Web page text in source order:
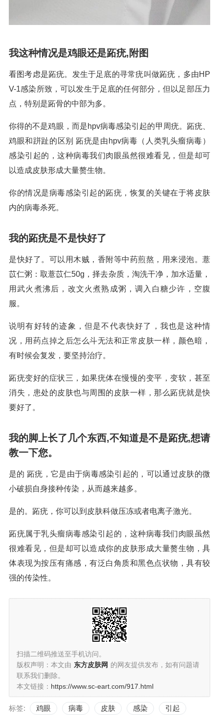
我这种情况是鸡眼还是跖疣,附图
看图考虑是跖疣。发生于足底的寻常疣叫做跖疣，多由HP
V-1感染所致，可以发生于足底的任何部分，但以足部压力
点，特别是跖骨的中部为多。
你得的不是鸡眼，而是hpv病毒感染引起的甲周疣。跖疣、
鸡眼和跰趾的区别 跖疣是由hpv病毒（人类乳头瘤病毒）
感染引起的，这种病毒我们肉眼虽然很难看见，但是却可
以造成皮肤形成大量赘生物。
你的情况是病毒感染引起的跖疣，恢复的关键在于将皮肤
内的病毒杀死。
我的跖疣是不是快好了
是快好了。可以用木贼，香附等中药煎熬，用来浸泡。薏
苡仁粥：取薏苡仁50g，择去杂质，淘洗干净，加水适量，
用武火煮沸后，改文火煮熟成粥，调入白糖少许，空腹
服。
说明有好转的迹象，但是不代表快好了，我也是这种情
况，用药点掉之后怎么斗无法和正常皮肤一样，颜色暗，
有时候会复发，要坚持治疗。
跖疣变好的症状三，如果疣体在慢慢的变平，变软，甚至
消失，患处的皮肤也与周围的皮肤一样，那么跖疣就是快
要好了。
我的脚上长了几个东西,不知道是不是跖疣,想请
教一下您。
是的 跖疣，它是由于病毒感染引起的，可以通过皮肤的微
小破损自身接种传染，从而越来越多。
是的。跖疣，你可以到皮肤科做压冻或者电离子激光。
跖疣属于乳头瘤病毒感染引起的，这种病毒我们肉眼虽然
很难看见，但是却可以造成你的皮肤形成大量赘生物，具
体表现为按压有痛感，有泛白角质和黑色点状物，具有较
强的传染性。
扫描二维码推送至手机访问。
版权声明：本文由 东方皮肤网 的网友提供发布，如有问题请
联系我们删除。
本文链接： https://www.sc-eart.com/917.html
标签: 鸡眼 病毒 皮肤 感染 引起